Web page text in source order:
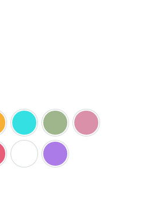
Aqua SkyIceberg Green
Lilas Pink
PinkTangerine RedViolet Purple